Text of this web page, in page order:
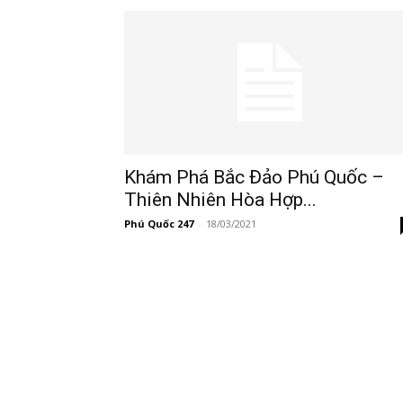
Khám Phá Bắc Đảo Phú Quốc –
Thiên Nhiên Hòa Hợp...
Phú Quốc 247 - 18/03/2021